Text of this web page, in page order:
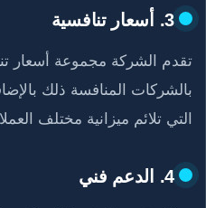
3. أسعار تنافسية
تقدم الشركة مجموعة أسعار
بالشركات المنافسة ذلك
التي تلائم ميزانية مختلف
4. الدعم فني